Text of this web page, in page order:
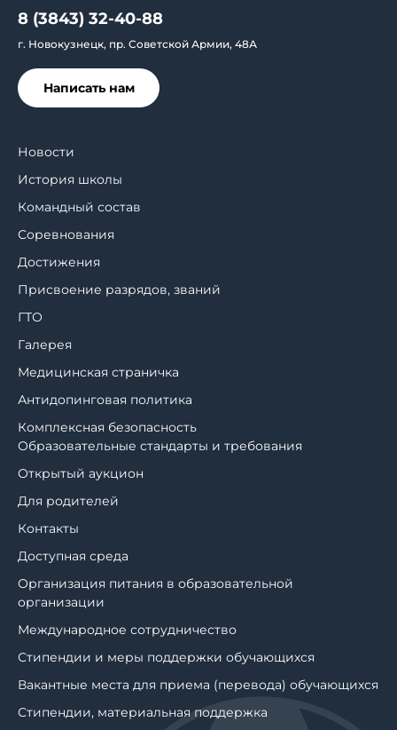
8 (3843) 32-40-88
г. Новокузнецк, пр. Советской Армии, 48А
Написать нам
Новости
История школы
Командный состав
Соревнования
Достижения
Присвоение разрядов, званий
ГТО
Галерея
Медицинская страничка
Антидопинговая политика
Комплексная безопасность
Образовательные стандарты и требования
Открытый аукцион
Для родителей
Контакты
Доступная среда
Организация питания в образовательной
организации
Международное сотрудничество
Стипендии и меры поддержки обучающихся
Вакантные места для приема (перевода) обучающихся
Стипендии, материальная поддержка